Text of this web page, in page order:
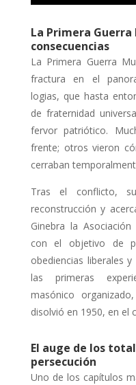
La Primera Guerra
consecuencias
La Primera Guerra
fractura en el
logias, que hasta
de fraternidad
fervor patriótico.
frente; otros vieron
cerraban
Tras el conflicto,
reconstrucción y
Ginebra la
con el objetivo de
obediencias liberales
las primeras
masónico
disolvió en 1950, en el
El auge de los
persecución
Uno de los capítulos